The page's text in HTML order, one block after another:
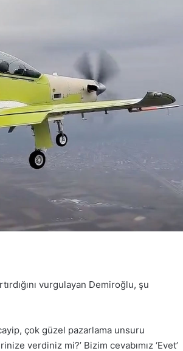
vurgulayan Demiroğlu, şu
çok güzel pazarlama unsuru
verdiniz mi?’ Bizim cevabımız ‘Evet’